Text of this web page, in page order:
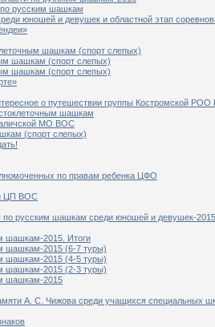
русским шашкам
юношей и девушек и областной этап
шашкам (спорт слепых)
шашкам (спорт слепых)
шашкам (спорт слепых)
о путешествии группы Костромской
шашкам
МО ВОС
(спорт слепых)
по правам ребенка ЦФО
ЦП ВОС
по русским шашкам среди юношей и девушек-
шашкам-2015. Итоги
шашкам-2015 (6-7 туры)
шашкам-2015 (4-5 туры)
шашкам-2015 (2-3 туры)
шашкам-2015
А. С. Чижова среди учащихся специальных